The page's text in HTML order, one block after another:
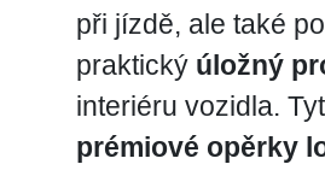
při jízdě, ale také
praktický úložný
interiéru vozidla.
prémiové opěrky